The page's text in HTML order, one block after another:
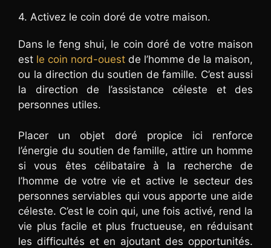
4. Activez le coin doré de votre maison.
Dans le feng shui, le coin doré de votre maison
est le coin nord-ouest de l’homme de la maison,
ou la direction du soutien de famille. C’est aussi
la direction de l’assistance céleste et des
personnes utiles.
Placer un objet doré propice ici renforce
l’énergie du soutien de famille, attire un homme
si vous êtes célibataire à la recherche de
l’homme de votre vie et active le secteur des
personnes serviables qui vous apporte une aide
céleste. C’est le coin qui, une fois activé, rend la
vie plus facile et plus fructueuse, en réduisant
les difficultés et en ajoutant des opportunités.